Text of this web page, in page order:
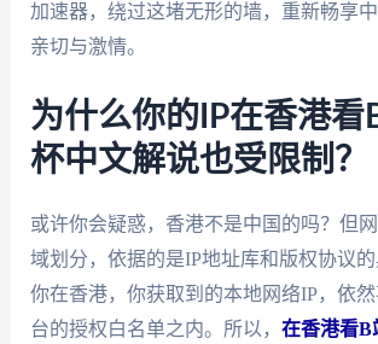
加速器，绕过这堵无形的墙，重新畅享
亲切与激情。
为什么你的IP在香港看
杯中文解说也受限制？
或许你会疑惑，香港不是中国的吗？但
域划分，依据的是IP地址库和版权协议
你在香港，你获取到的本地网络IP，依
台的授权白名单之内。所以， 在香港看B